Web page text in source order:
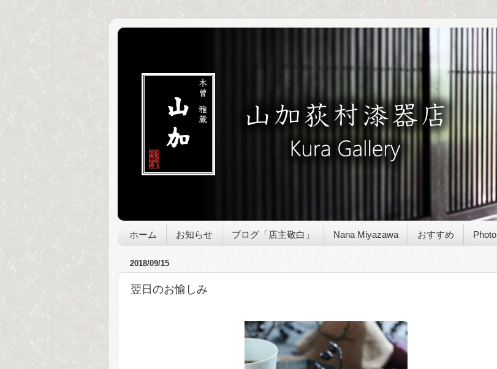
ホーム お知らせ ブログ「店主敬白」 Nana Miyazawa おすすめ Photo
2018/09/15
翌日のお愉しみ